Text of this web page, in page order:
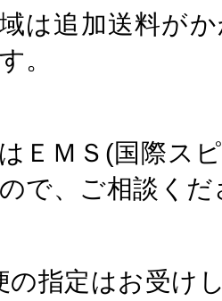
は追加送料が
。
ＥＭＳ(国際ス
で、ご相談くだ
の指定はお受け